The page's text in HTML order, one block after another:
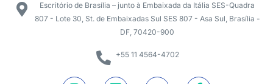
Escritório de Brasília – junto à Embaixada da Itália SES-Quadra
807 - Lote 30, St. de Embaixadas Sul SES 807 - Asa Sul, Brasília -
DF, 70420-900
+55 11 4564-4702